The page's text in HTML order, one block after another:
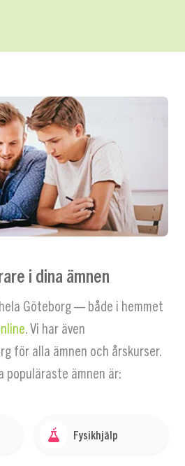
i dina ämnen
Göteborg — både i hemmet
. Vi har även
för alla ämnen och årskurser.
populäraste ämnen är:
Fysikhjälp